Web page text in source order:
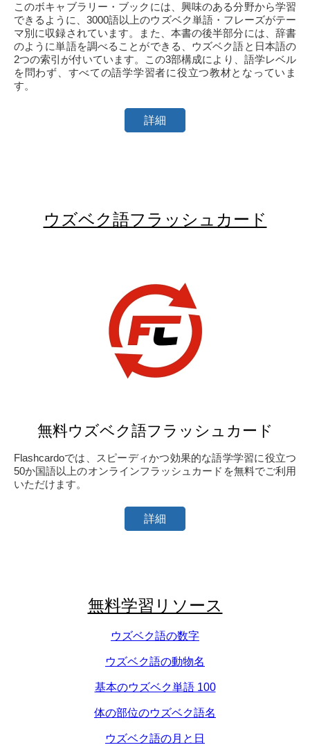
このボキャブラリー・ブックには、興味のある分野から学習
できるように、3000語以上のウズベク単語・フレーズがテー
マ別に収録されています。また、本書の後半部分には、辞書
のように単語を調べることができる、ウズベク語と日本語の
2つの索引が付いています。この3部構成により、語学レベル
を問わず、すべての語学学習者に役立つ教材となっていま
す。
詳細
ウズベク語フラッシュカード
無料ウズベク語フラッシュカード
Flashcardoでは、スピーディかつ効果的な語学学習に役立つ
50か国語以上のオンラインフラッシュカードを無料でご利用
いただけます。
詳細
無料学習リソース
ウズベク語の数字
ウズベク語の動物名
基本のウズベク単語 100
体の部位のウズベク語名
ウズベク語の月と日